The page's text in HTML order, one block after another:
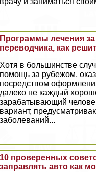
Программы лечения за
переводчика, как
Хотя в большинстве
помощь за рубежом,
посредством
далеко не каждый
заpaбатывающий
вариант,
заболеваний...
10 проверенных
заправлять авто как